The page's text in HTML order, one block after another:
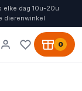
elke dag 10u-20u
dierenwinkel
0